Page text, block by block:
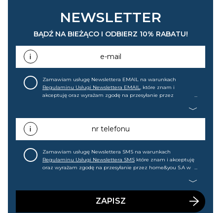
NEWSLETTER
BĄDŹ NA BIEŻĄCO I ODBIERZ 10% RABATU!
e-mail
Zamawiam usługę Newslettera EMAIL na warunkach
Regulaminu Usługi Newslettera EMAIL, które znam i
akceptuję oraz wyrażam zgodę na przesyłanie przez
promocjach, wyprzedażach). Wiem, że mogę tę zgodę w
każdej chwili cofnąć.nr telefonu
Zamawiam usługę Newslettera SMS na warunkach
Regulaminu Usługi Newslettera SMS które znam i akceptuję
oraz wyrażam zgodę na przesyłanie przez home&you S.A w
wyprzedażach). Wiem, że mogę tę zgodę w każdej chwili
ZAPISZ